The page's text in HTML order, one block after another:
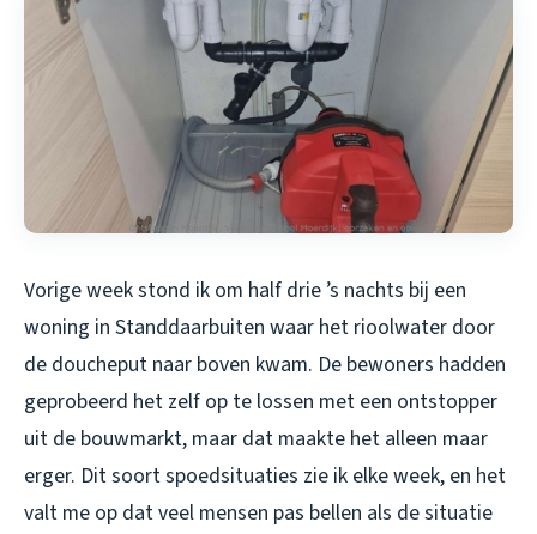
Vorige week stond ik om half drie ’s nachts bij een
woning in Standdaarbuiten waar het rioolwater door
de doucheput naar boven kwam. De bewoners hadden
geprobeerd het zelf op te lossen met een ontstopper
uit de bouwmarkt, maar dat maakte het alleen maar
erger. Dit soort spoedsituaties zie ik elke week, en het
valt me op dat veel mensen pas bellen als de situatie